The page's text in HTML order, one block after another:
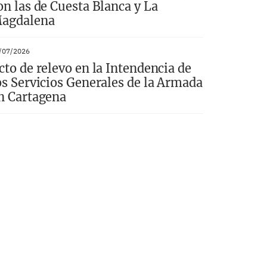
las de Cuesta Blanca y La
07/2026
de relevo en la Intendencia de
Servicios Generales de la Armada
Cartagena